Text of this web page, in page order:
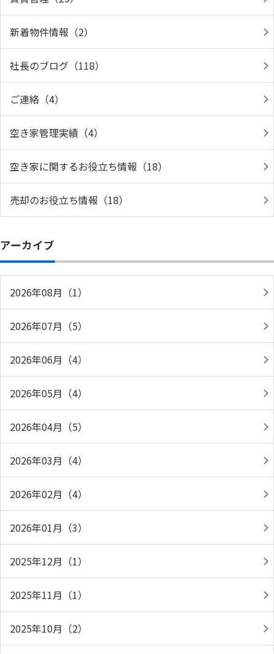
新着物件情報（2）
社長のブログ（118）
ご連絡（4）
空き家管理実績（4）
空き家に関するお役立ち情報（18）
売却のお役立ち情報（18）
アーカイブ
2026年08月（1）
2026年07月（5）
2026年06月（4）
2026年05月（4）
2026年04月（5）
2026年03月（4）
2026年02月（4）
2026年01月（3）
2025年12月（1）
2025年11月（1）
2025年10月（2）